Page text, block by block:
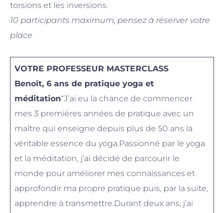
torsions et les inversions.
10 participants maximum, pensez à réserver votre
place
VOTRE PROFESSEUR MASTERCLASS
Benoît, 6 ans de pratique yoga et
méditation“J’ai eu la chance de commencer
mes 3 premières années de pratique avec un
maître qui enseigne depuis plus de 50 ans la
véritable essence du yoga.Passionné par le yoga
et la méditation, j’ai décidé de parcourir le
monde pour améliorer mes connaissances et
approfondir ma propre pratique puis, par la suite,
apprendre à transmettre.Durant deux ans, j’ai